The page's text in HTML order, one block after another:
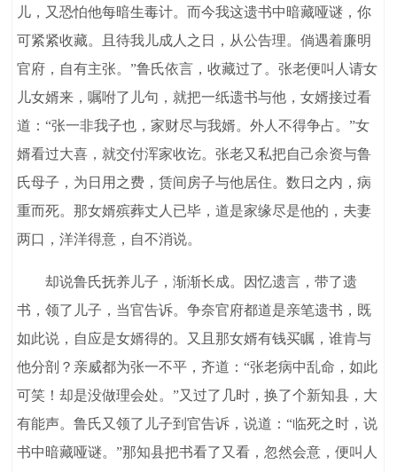
儿，又恐怕他每暗生毒计。而今我这遗书中暗藏哑谜，你
可紧紧收藏。且待我儿成人之日，从公告理。倘遇着廉明
官府，自有主张。”鲁氏依言，收藏过了。张老便叫人请女
儿女婿来，嘱咐了儿句，就把一纸遗书与他，女婿接过看
道：“张一非我子也，家财尽与我婿。外人不得争占。”女
婿看过大喜，就交付浑家收讫。张老又私把自己余资与鲁
氏母子，为日用之费，赁间房子与他居住。数日之内，病
重而死。那女婿殡葬丈人已毕，道是家缘尽是他的，夫妻
两口，洋洋得意，自不消说。
却说鲁氏抚养儿子，渐渐长成。因忆遗言，带了遗
书，领了儿子，当官告诉。争奈官府都道是亲笔遗书，既
如此说，自应是女婿得的。又且那女婿有钱买瞩，谁肯与
他分剖？亲威都为张一不平，齐道：“张老病中乱命，如此
可笑！却是没做理会处。”又过了几时，换了个新知县，大
有能声。鲁氏又领了儿子到官告诉，说道：“临死之时，说
书中暗藏哑谜。”那知县把书看了又看，忽然会意，便叫人